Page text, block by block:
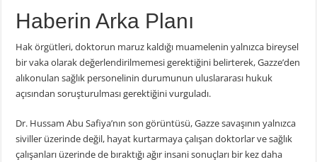
Haberin Arka Planı
Hak örgütleri, doktorun maruz kaldığı muamelenin yalnızca bireysel
bir vaka olarak değerlendirilmemesi gerektiğini belirterek, Gazze’den
alıkonulan sağlık personelinin durumunun uluslararası hukuk
açısından soruşturulması gerektiğini vurguladı.
Dr. Hussam Abu Safiya’nın son görüntüsü, Gazze savaşının yalnızca
siviller üzerinde değil, hayat kurtarmaya çalışan doktorlar ve sağlık
çalışanları üzerinde de bıraktığı ağır insani sonuçları bir kez daha